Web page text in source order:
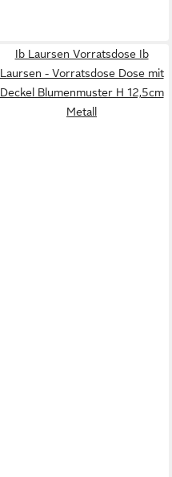
Ib Laursen Vorratsdose Ib
Laursen - Vorratsdose Dose mit
Deckel Blumenmuster H 12,5cm
Metall